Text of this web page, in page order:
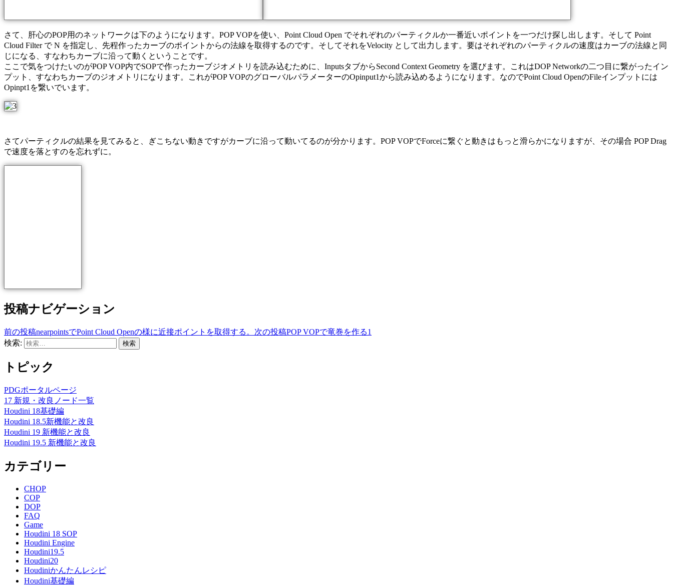
さて、肝心のPOP用のネットワークは下のようになります。POP VOPを使い、Point Cloud Open でそれぞれのパーティクルか一番近いポイントを一つだけ探し出します。そして Point
Cloud Filter で N を指定し、先程作ったカーブのポイントからの法線を取得するのです。そしてそれをVelocity として出力します。要はそれぞれのパーティクルの速度はカーブの法線と同
じになる、すなわちカーブに沿って動くということです。
ここで気をつけたいのがPOP VOP内でSOPで作ったカーブジオメトリを読み込むために、InputsタブからSecond Context Geometry を選びます。これはDOP Networkの二つ目に繋がったイン
プット、すなわちカーブのジオメトリになります。これがPOP VOPのグローバルパラメーターのOpinput1から読み込めるようになります。なのでPoint Cloud OpenのFileインプットには
Opinpt1を繋いでいます。
さてパーティクルの結果を見てみると、ぎこちない動きですがカーブに沿って動いてるのが分かります。POP VOPでForceに繋ぐと動きはもっと滑らかになりますが、その場合 POP Drag
で速度を落とすのを忘れずに。
投稿ナビゲーション
前の投稿nearpointsでPoint Cloud Openの様に近接ポイントを取得する。 次の投稿POP VOPで竜巻を作る1
検索:
トピック
PDGポータルページ
17 新規・改良ノード一覧
Houdini 18基礎編
Houdini 18.5新機能と改良
Houdini 19 新機能と改良
Houdini 19.5 新機能と改良
カテゴリー
CHOP
COP
DOP
FAQ
Game
Houdini 18 SOP
Houdini Engine
Houdini19.5
Houdini20
Houdiniかんたんレシピ
Houdini基礎編